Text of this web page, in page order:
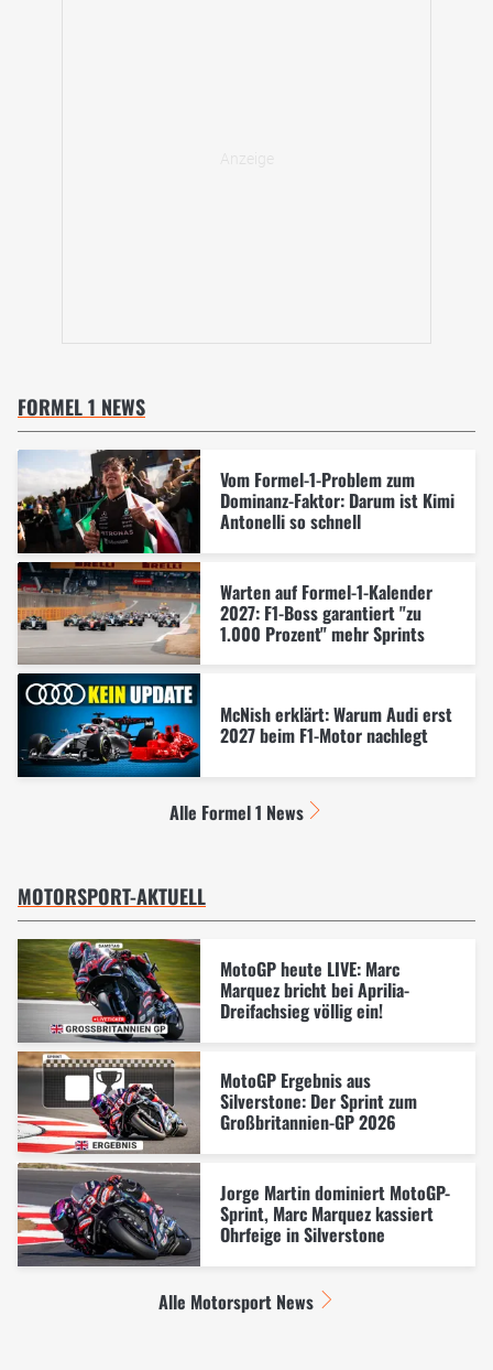
FORMEL 1 NEWS
Vom Formel-1-Problem zum
Dominanz-Faktor: Darum ist Kimi
Antonelli so schnell
Warten auf Formel-1-Kalender
2027: F1-Boss garantiert "zu
1.000 Prozent" mehr Sprints
McNish erklärt: Warum Audi erst
2027 beim F1-Motor nachlegt
Alle Formel 1 News
MOTORSPORT-AKTUELL
MotoGP heute LIVE: Marc
Marquez bricht bei Aprilia-
Dreifachsieg völlig ein!
MotoGP Ergebnis aus
Silverstone: Der Sprint zum
Großbritannien-GP 2026
Jorge Martin dominiert MotoGP-
Sprint, Marc Marquez kassiert
Ohrfeige in Silverstone
Alle Motorsport News